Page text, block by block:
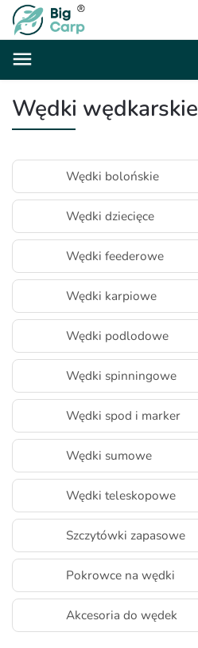
Wędki wędkarskie
Wędki bolońskie
Wędki dziecięce
Wędki feederowe
Wędki karpiowe
Wędki podlodowe
Wędki spinningowe
Wędki spod i marker
Wędki sumowe
Wędki teleskopowe
Szczytówki zapasowe
Pokrowce na wędki
Akcesoria do wędek